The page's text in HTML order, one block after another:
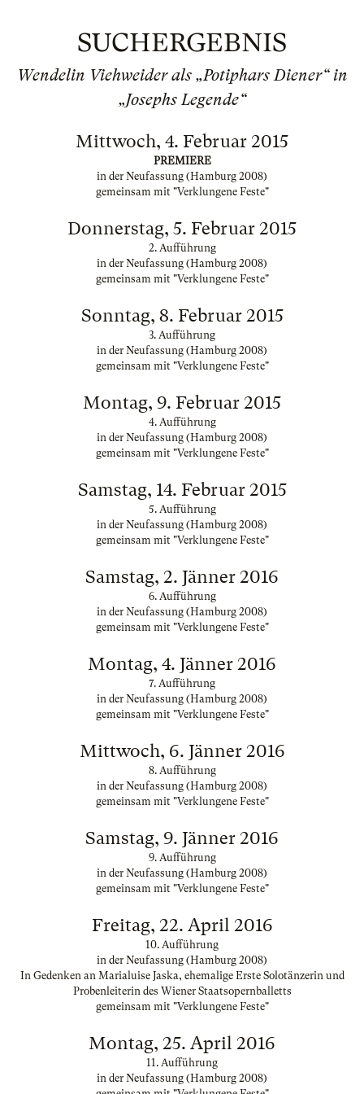
SUCHERGEBNIS
Wendelin Viehweider als „Potiphars Diener“ in
„Josephs Legende“
Mittwoch, 4. Februar 2015
PREMIERE
in der Neufassung (Hamburg 2008)
gemeinsam mit "Verklungene Feste"
Donnerstag, 5. Februar 2015
2. Aufführung
in der Neufassung (Hamburg 2008)
gemeinsam mit "Verklungene Feste"
Sonntag, 8. Februar 2015
3. Aufführung
in der Neufassung (Hamburg 2008)
gemeinsam mit "Verklungene Feste"
Montag, 9. Februar 2015
4. Aufführung
in der Neufassung (Hamburg 2008)
gemeinsam mit "Verklungene Feste"
Samstag, 14. Februar 2015
5. Aufführung
in der Neufassung (Hamburg 2008)
gemeinsam mit "Verklungene Feste"
Samstag, 2. Jänner 2016
6. Aufführung
in der Neufassung (Hamburg 2008)
gemeinsam mit "Verklungene Feste"
Montag, 4. Jänner 2016
7. Aufführung
in der Neufassung (Hamburg 2008)
gemeinsam mit "Verklungene Feste"
Mittwoch, 6. Jänner 2016
8. Aufführung
in der Neufassung (Hamburg 2008)
gemeinsam mit "Verklungene Feste"
Samstag, 9. Jänner 2016
9. Aufführung
in der Neufassung (Hamburg 2008)
gemeinsam mit "Verklungene Feste"
Freitag, 22. April 2016
10. Aufführung
in der Neufassung (Hamburg 2008)
In Gedenken an Marialuise Jaska, ehemalige Erste Solotänzerin und
Probenleiterin des Wiener Staatsopernballetts
gemeinsam mit "Verklungene Feste"
Montag, 25. April 2016
11. Aufführung
in der Neufassung (Hamburg 2008)